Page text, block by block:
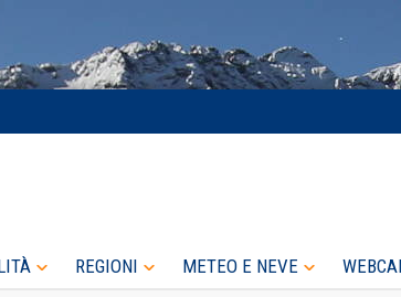
REGIONI METEO E NEVE